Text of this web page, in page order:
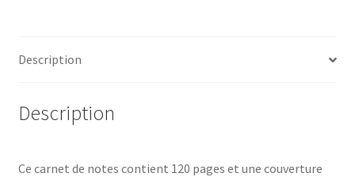
Description
Description
Ce carnet de notes contient 120 pages et une couverture